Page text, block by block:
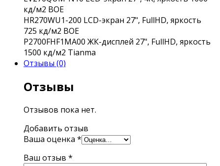
кд/м2 BOE
HR270WU1-200 LCD-экран 27", FullHD, яркость
725 кд/м2 BOE
P2700FHF1MA00 ЖК-дисплей 27", FullHD, яркость
1500 кд/м2 Tianma
Отзывы (0)
Отзывы
Отзывов пока нет.
Добавить отзыв
Ваша оценка *
Ваш отзыв *